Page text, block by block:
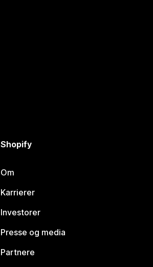
Shopify
Om
Karrierer
Investorer
Presse og media
Partnere